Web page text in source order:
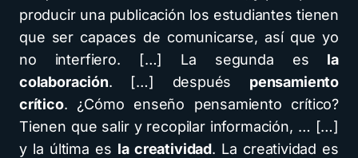
producir una publicación los estudiantes tienen
que ser capaces de comunicarse, así que yo
no interfiero. […] La segunda es la
colaboración. […] después pensamiento
crítico. ¿Cómo enseño pensamiento crítico?
Tienen que salir y recopilar información, … […]
y la última es la creatividad. La creatividad es